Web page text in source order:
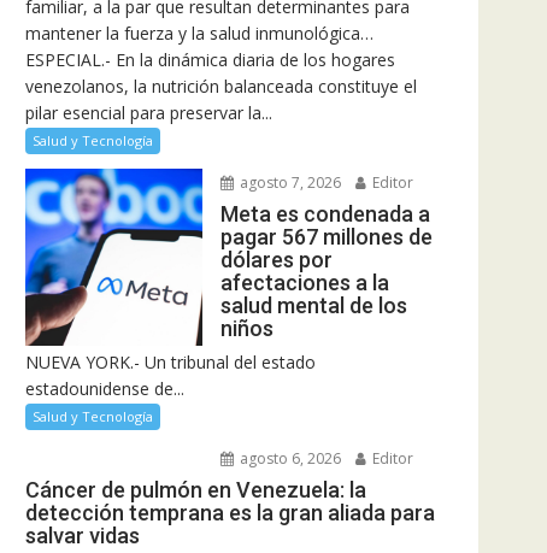
familiar, a la par que resultan determinantes para
mantener la fuerza y la salud inmunológica…
ESPECIAL.- En la dinámica diaria de los hogares
venezolanos, la nutrición balanceada constituye el
pilar esencial para preservar la...
Salud y Tecnología
agosto 7, 2026 Editor
Meta es condenada a
pagar 567 millones de
dólares por
afectaciones a la
salud mental de los
niños
NUEVA YORK.- Un tribunal del estado
estadounidense de...
Salud y Tecnología
agosto 6, 2026 Editor
Cáncer de pulmón en Venezuela: la
detección temprana es la gran aliada para
salvar vidas